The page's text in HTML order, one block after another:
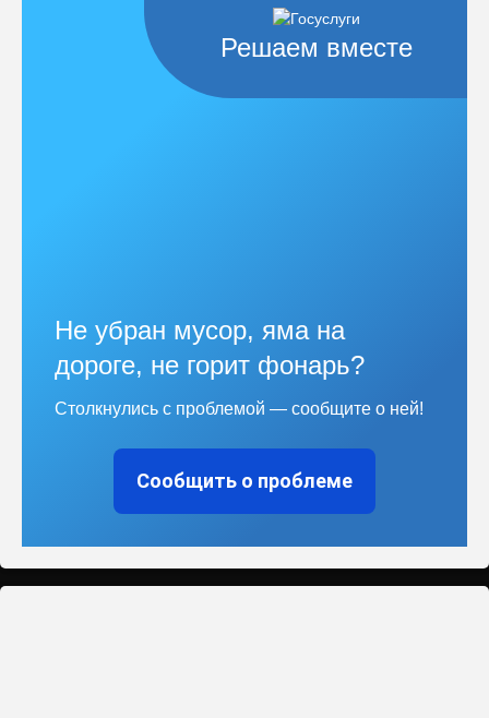
Решаем вместе
Не убран мусор, яма на
дороге, не горит фонарь?
Столкнулись с проблемой — сообщите о ней!
Сообщить о проблеме